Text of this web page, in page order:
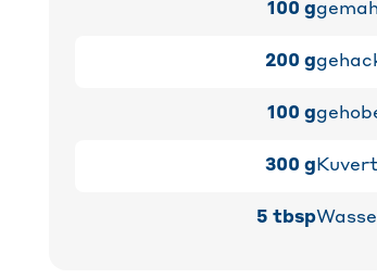
100 g
200 g
100 g
300 g
5 tbsp